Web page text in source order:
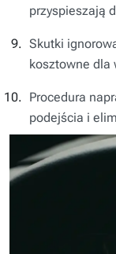
przyspieszają
Skutki
kosztowne dla
Procedura
podejścia i